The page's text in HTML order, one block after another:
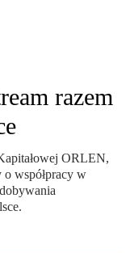
razem
ORLEN,
współpracy w